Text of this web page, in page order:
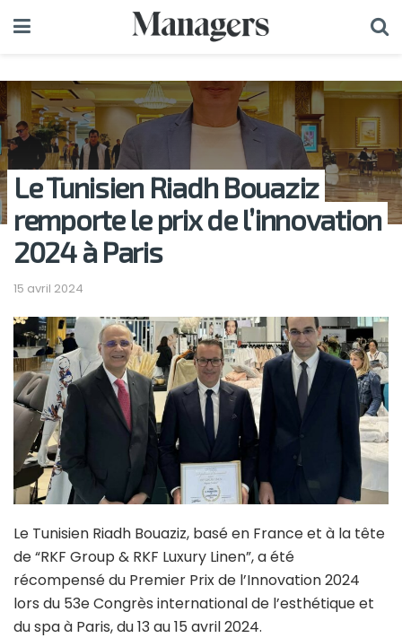
Le Tunisien Riadh Bouaziz
remporte le prix de l’innovation
2024 à Paris
15 avril 2024
Le Tunisien Riadh Bouaziz, basé en France et à la tête
de “RKF Group & RKF Luxury Linen”, a été
récompensé du Premier Prix de l’Innovation 2024
lors du 53e Congrès international de l’esthétique et
du spa à Paris, du 13 au 15 avril 2024.